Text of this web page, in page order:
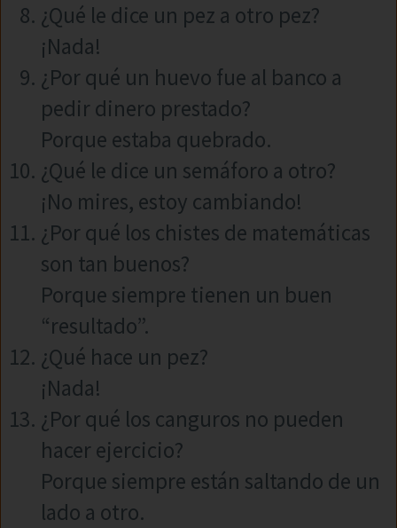
¿Qué le dice un pez a otro pez?
¡Nada!
¿Por qué un huevo fue al banco a
pedir dinero prestado?
Porque estaba quebrado.
¿Qué le dice un semáforo a otro?
¡No mires, estoy cambiando!
¿Por qué los chistes de matemáticas
son tan buenos?
Porque siempre tienen un buen
“resultado”.
¿Qué hace un pez?
¡Nada!
¿Por qué los canguros no pueden
hacer ejercicio?
Porque siempre están saltando de un
lado a otro.